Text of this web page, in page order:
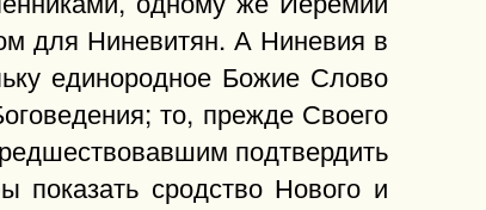
для Ниневитян. А Ниневия в
единородное Божие Слово
то, прежде Своего
подтвердить
сродство Нового и